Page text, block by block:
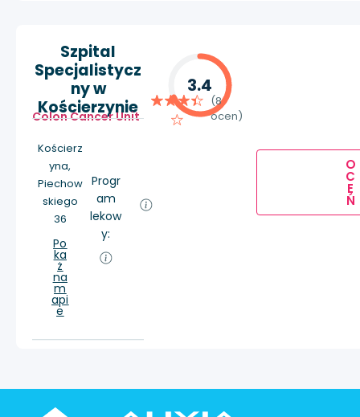
Szpital
Specjalistycz
ny w
Kościerzynie
Colon Cancer Unit
Kościerz
yna,
Piechow
skiego
36
Po
ka
ż
na
m
api
e
Progr
am
lekow
y:
3.4
(8
ocen)
O
C
E
Ń